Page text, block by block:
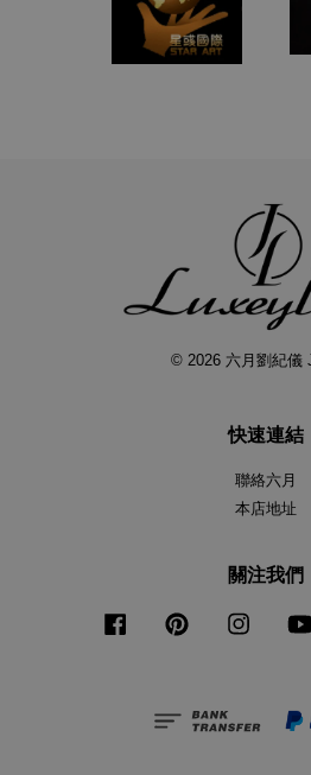
© 2026 六月劉紀儀
快速連結
聯絡六月
本店地址
關注我們
Facebook Pinterest